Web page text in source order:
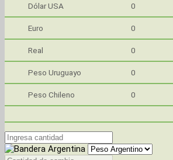
Dólar USA 0
Euro 0
Real 0
Peso Uruguayo 0
Peso Chileno 0